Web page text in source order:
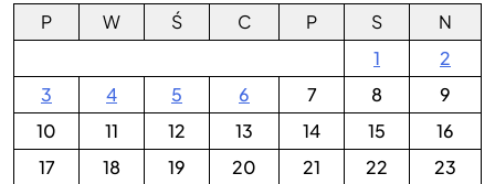
P
W Ś C P S
N
1
2
3
4 5 6 7 8
9
10
11 12 13 14 15
16
17
18 19 20 21 22
23